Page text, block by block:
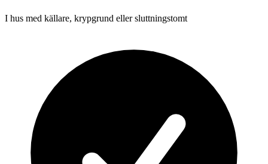
I hus med källare, krypgrund eller sluttningstomt